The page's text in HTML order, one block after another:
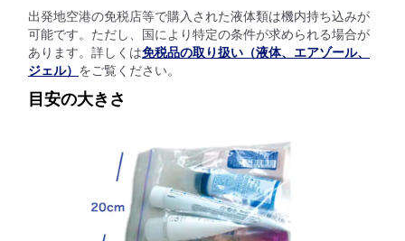
出発地空港の免税店等で購入された液体類は機内持ち込みが
可能です。ただし、国により特定の条件が求められる場合が
あります。詳しくは免税品の取り扱い（液体、エアゾール、
ジェル） をご覧ください。
目安の大きさ